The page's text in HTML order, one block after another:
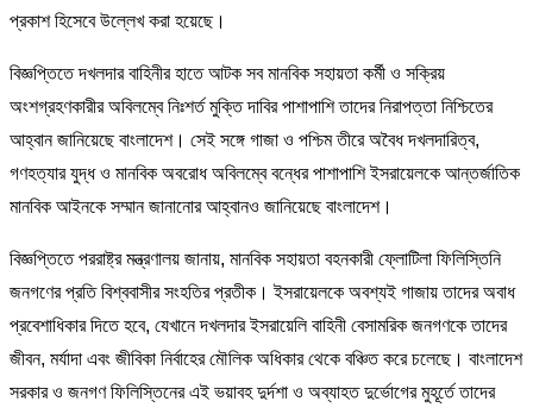
প্রকাশ হিসেবে উল্লেখ করা হয়েছে।
বিজ্ঞপ্তিতে দখলদার বাহিনীর হাতে আটক সব মানবিক সহায়তা কর্মী ও সক্রিয়
অংশগ্রহণকারীর অবিলম্বে নিঃশর্ত মুক্তি দাবির পাশাপাশি তাদের নিরাপত্তা নিশ্চিতের
আহ্বান জানিয়েছে বাংলাদেশ। সেই সঙ্গে গাজা ও পশ্চিম তীরে অবৈধ দখলদারিত্ব,
গণহত্যার যুদ্ধ ও মানবিক অবরোধ অবিলম্বে বন্ধের পাশাপাশি ইসরায়েলকে আন্তর্জাতিক
মানবিক আইনকে সম্মান জানানোর আহ্বানও জানিয়েছে বাংলাদেশ।
বিজ্ঞপ্তিতে পররাষ্ট্র মন্ত্রণালয় জানায়, মানবিক সহায়তা বহনকারী ফ্লোটিলা ফিলিস্তিনি
জনগণের প্রতি বিশ্ববাসীর সংহতির প্রতীক। ইসরায়েলকে অবশ্যই গাজায় তাদের অবাধ
প্রবেশাধিকার দিতে হবে, যেখানে দখলদার ইসরায়েলি বাহিনী বেসামরিক জনগণকে তাদের
জীবন, মর্যাদা এবং জীবিকা নির্বাহের মৌলিক অধিকার থেকে বঞ্চিত করে চলেছে। বাংলাদেশ
সরকার ও জনগণ ফিলিস্তিনের এই ভয়াবহ দুর্দশা ও অব্যাহত দুর্ভোগের মুহূর্তে তাদের